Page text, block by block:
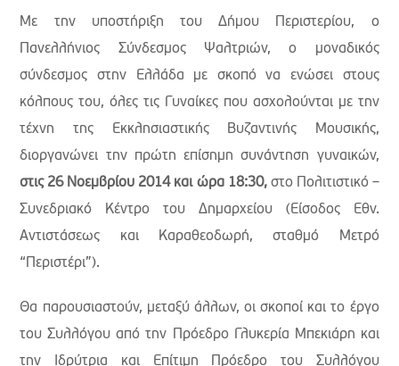
Με την υποστήριξη του Δήμου Περιστερίου, ο
Πανελλήνιος Σύνδεσμος Ψαλτριών, ο μοναδικός
σύνδεσμος στην Ελλάδα με σκοπό να ενώσει στους
κόλπους του, όλες τις Γυναίκες που ασχολούνται με την
τέχνη της Εκκλησιαστικής Βυζαντινής Μουσικής,
διοργανώνει την πρώτη επίσημη συνάντηση γυναικών,
στις 26 Νοεμβρίου 2014 και ώρα 18:30,στο Πολιτιστικό –
Συνεδριακό Κέντρο του Δημαρχείου (Είσοδος Εθν.
Αντιστάσεως και Καραθεοδωρή, σταθμό Μετρό
“Περιστέρι”).
Θα παρουσιαστούν, μεταξύ άλλων, οι σκοποί και το έργο
του Συλλόγου από την Πρόεδρο Γλυκερία Μπεκιάρη και
την Ιδρύτρια και Επίτιμη Πρόεδρο του Συλλόγου